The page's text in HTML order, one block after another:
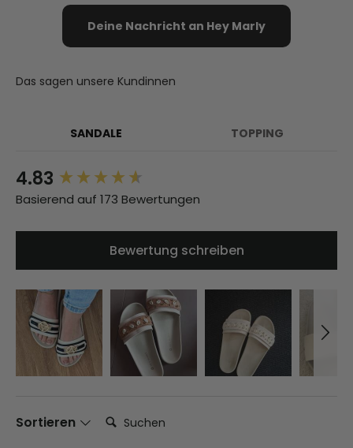
Deine Nachricht an Hey Marly
Das sagen unsere Kundinnen
SANDALE TOPPING
4.83
Basierend auf 173 Bewertungen
Bewertung schreiben
Sortieren Suchen:
New content loaded